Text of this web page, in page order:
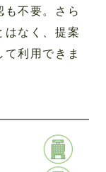
も不要。さら
はなく、提案
利用できま